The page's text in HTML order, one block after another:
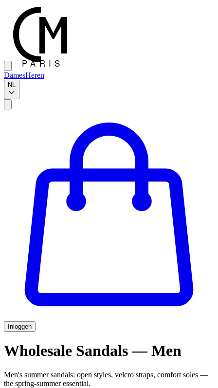
DamesHeren
NL
Inloggen
Wholesale Sandals — Men
Men's summer sandals: open styles, velcro straps, comfort soles —
the spring-summer essential.